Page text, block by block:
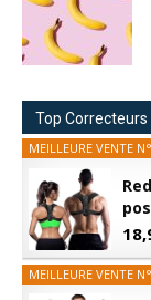
Top Correcteurs
MEILLEURE VENTE
MEILLEURE VENTE